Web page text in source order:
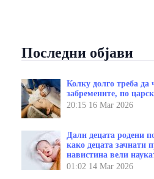
Последни објави
Колку долго треба да
забремените, по
20:15 16 Mar 2026
Дали децата родени
како децата зачнати
навистина вели
01:02 14 Mar 2026